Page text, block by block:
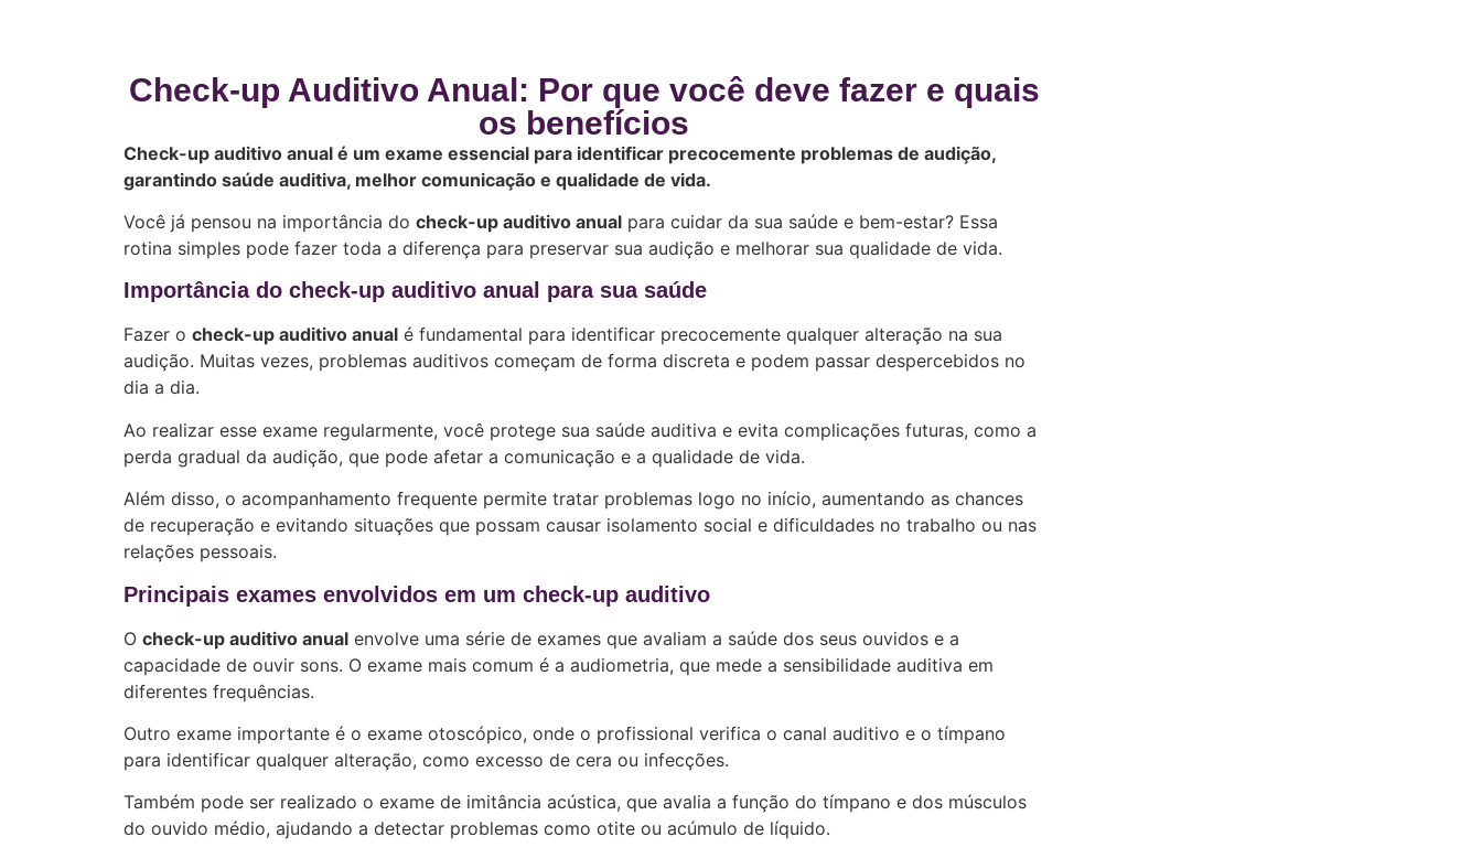
Check-up Auditivo Anual: Por que você deve fazer e quais
os benefícios
Check-up auditivo anual é um exame essencial para identificar precocemente problemas de audição,
garantindo saúde auditiva, melhor comunicação e qualidade de vida.
Você já pensou na importância do check-up auditivo anual para cuidar da sua saúde e bem-estar? Essa
rotina simples pode fazer toda a diferença para preservar sua audição e melhorar sua qualidade de vida.
Importância do check-up auditivo anual para sua saúde
Fazer o check-up auditivo anual é fundamental para identificar precocemente qualquer alteração na sua
audição. Muitas vezes, problemas auditivos começam de forma discreta e podem passar despercebidos no
dia a dia.
Ao realizar esse exame regularmente, você protege sua saúde auditiva e evita complicações futuras, como a
perda gradual da audição, que pode afetar a comunicação e a qualidade de vida.
Além disso, o acompanhamento frequente permite tratar problemas logo no início, aumentando as chances
de recuperação e evitando situações que possam causar isolamento social e dificuldades no trabalho ou nas
relações pessoais.
Principais exames envolvidos em um check-up auditivo
O check-up auditivo anual envolve uma série de exames que avaliam a saúde dos seus ouvidos e a
capacidade de ouvir sons. O exame mais comum é a audiometria, que mede a sensibilidade auditiva em
diferentes frequências.
Outro exame importante é o exame otoscópico, onde o profissional verifica o canal auditivo e o tímpano
para identificar qualquer alteração, como excesso de cera ou infecções.
Também pode ser realizado o exame de imitância acústica, que avalia a função do tímpano e dos músculos
do ouvido médio, ajudando a detectar problemas como otite ou acúmulo de líquido.